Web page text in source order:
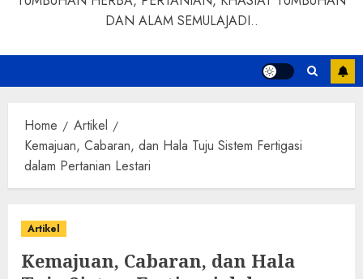
DAN ALAM SEMULAJADI..
Home
Artikel
Kemajuan, Cabaran, dan Hala Tuju Sistem Fertigasi
dalam Pertanian Lestari
Artikel
Kemajuan, Cabaran, dan Hala